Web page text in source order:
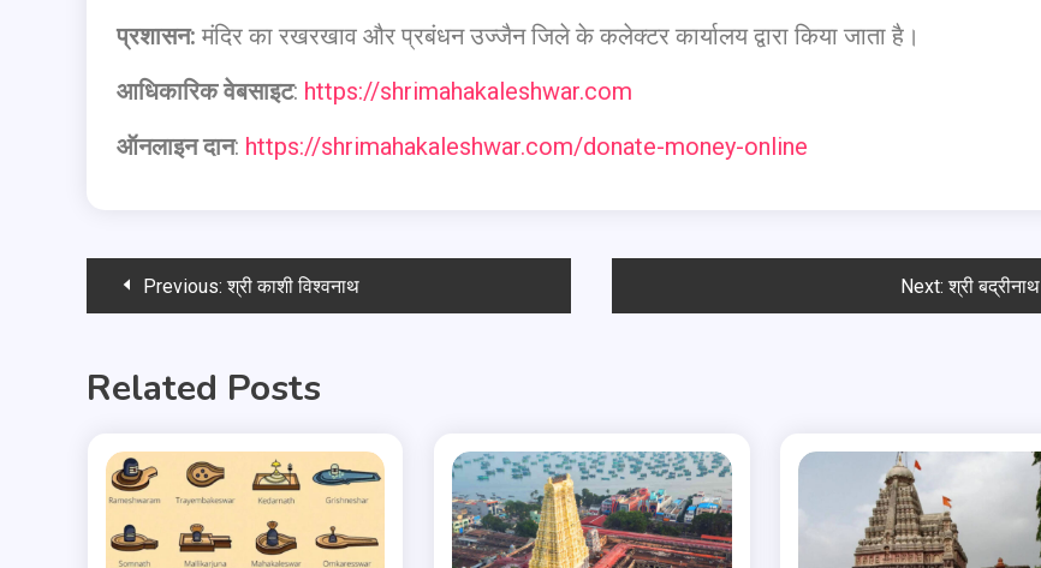
प्रशासन: मंदिर का रखरखाव और प्रबंधन उज्जैन जिले के कलेक्टर कार्यालय द्वारा किया जाता है।
आधिकारिक वेबसाइट: https://shrimahakaleshwar.com
ऑनलाइन दान: https://shrimahakaleshwar.com/donate-money-online
Previous: श्री काशी विश्वनाथ Next: श्री बद्रीनाथ
Related Posts